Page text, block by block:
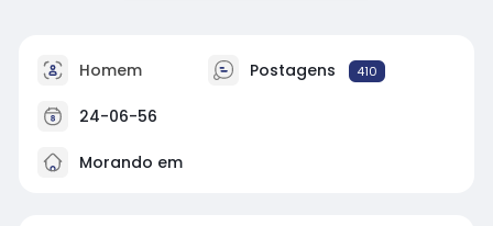
Homem Postagens 410
24-06-56
Morando em